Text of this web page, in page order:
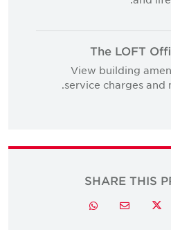
The LOFT
View building
service charges and
SHARE THIS
Twitter
Email
Whatsapp